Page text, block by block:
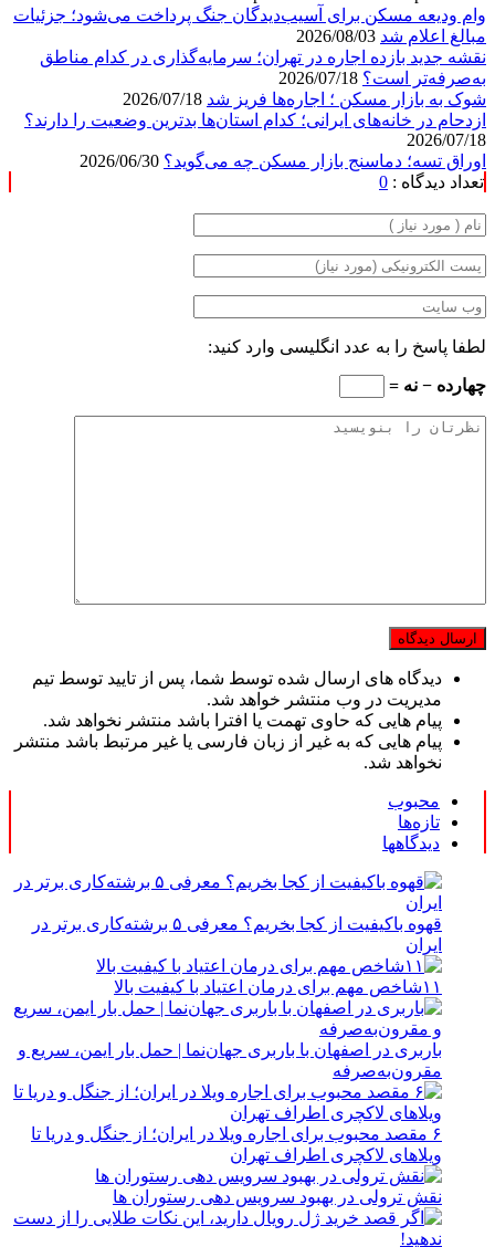
وام ودیعه مسکن برای آسیب‌دیدگان جنگ پرداخت می‌شود؛ جزئیات
مبالغ اعلام شد
نقشه جدید بازده اجاره در تهران؛ سرمایه‌گذاری در کدام مناطق
به‌صرفه‌تر است؟
شوک به بازار مسکن ؛ اجاره‌ها فریز شد
ازدحام در خانه‌های ایرانی؛ کدام استان‌ها بدترین وضعیت را دارند؟
2026/07/18
اوراق تسه؛ دماسنج بازار مسکن چه می‌گوید؟
تعداد دیدگاه : 0
لطفا پاسخ را به عدد انگلیسی وارد کنید:
چهارده − نه =
دیدگاه های ارسال شده توسط شما، پس از تایید توسط تیم
مدیریت در وب منتشر خواهد شد.
پیام هایی که حاوی تهمت یا افترا باشد منتشر نخواهد شد.
پیام هایی که به غیر از زبان فارسی یا غیر مرتبط باشد منتشر
نخواهد شد.
محبوب
تازه‌ها
دیدگاهها
قهوه باکیفیت از کجا بخریم؟ معرفی ۵ برشته‌کاری برتر در
ایران
۱۱شاخص مهم برای درمان اعتیاد با کیفیت بالا
باربری در اصفهان با باربری جهان‌نما | حمل بار ایمن، سریع و
مقرون‌به‌صرفه
۶ مقصد محبوب برای اجاره ویلا در ایران؛ از جنگل و دریا تا
ویلاهای لاکچری اطراف تهران
نقش ترولی در بهبود سرویس دهی رستوران ها